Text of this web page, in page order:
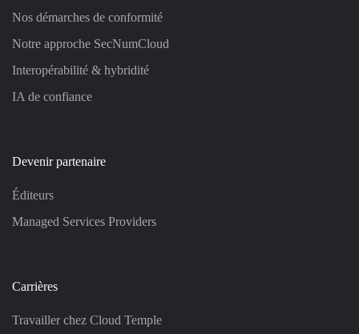
Nos démarches de conformité
Notre approche SecNumCloud
Interopérabilité & hybridité
IA de confiance
Devenir partenaire
Éditeurs
Managed Services Providers
Carrières
Travailler chez Cloud Temple